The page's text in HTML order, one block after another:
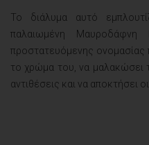
Το διάλυμα αυτό
παλαιωμένη
προστατευόμενης ονομασίας
το χρώμα του, να μαλακώσει
αντιθέσεις και να αποκτήσει